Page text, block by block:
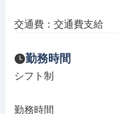
交通費：交通費支給
勤務時間
シフト制
勤務時間